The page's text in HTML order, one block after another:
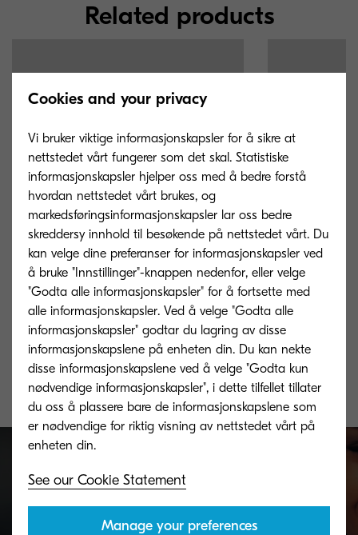
Related products
TK-5135M
Magenta toner yield 5,000 pages in
accordance with 5 % coverage.
TK-5135Y
Yellow toner
accordance
Toner take-back service
Cookies and your privacy
Vi bruker viktige informasjonskapsler for å sikre at
nettstedet vårt fungerer som det skal. Statistiske
informasjonskapsler hjelper oss med å bedre forstå
hvordan nettstedet vårt brukes, og
markedsføringsinformasjonskapsler lar oss bedre
skreddersy innhold til besøkende på nettstedet vårt. Du
kan velge dine preferanser for informasjonskapsler ved
å bruke "Innstillinger"-knappen nedenfor, eller velge
"Godta alle informasjonskapsler" for å fortsette med
alle informasjonskapsler. Ved å velge "Godta alle
informasjonskapsler" godtar du lagring av disse
informasjonskapslene på enheten din. Du kan nekte
disse informasjonskapslene ved å velge "Godta kun
nødvendige informasjonskapsler", i dette tilfellet tillater
du oss å plassere bare de informasjonskapslene som
er nødvendige for riktig visning av nettstedet vårt på
See our Cookie Statement
Manage your preferences